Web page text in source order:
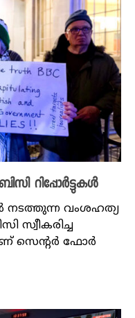
റിപ്പോർട്ടുകൾ
നടത്തുന്ന വംശഹത്യ
സ്വീകരിച്ച
സെന്റർ ഫോർ